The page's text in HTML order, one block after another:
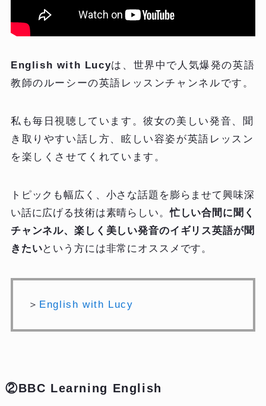
English with Lucyは、世界中で人気爆発の英語
教師のルーシーの英語レッスンチャンネルです。
私も毎日視聴しています。彼女の美しい発音、聞
き取りやすい話し方、眩しい容姿が英語レッスン
を楽しくさせてくれています。
トピックも幅広く、小さな話題を膨らませて興味深
い話に広げる技術は素晴らしい。忙しい合間に聞く
チャンネル、楽しく美しい発音のイギリス英語が聞
きたいという方には非常にオススメです。
＞ English with Lucy
②BBC Learning English